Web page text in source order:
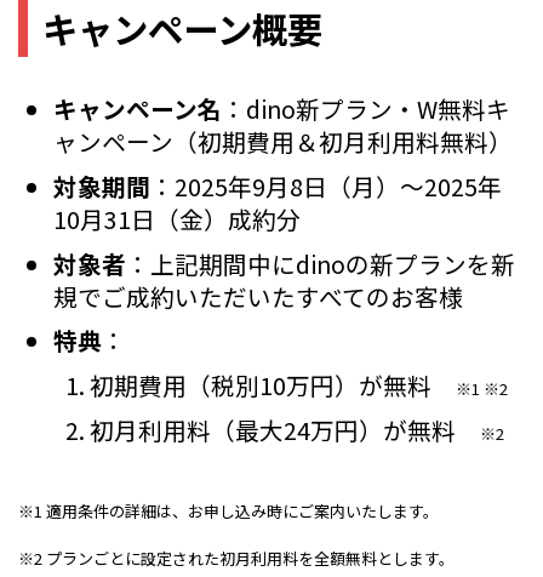
キャンペーン概要
キャンペーン名 ：dino新プラン・W無料キ
ャンペーン（初期費用＆初月利用料無料）
対象期間 ：2025年9月8日（月）～2025年
10月31日（金）成約分
対象者 ：上記期間中にdinoの新プランを新
規でご成約いただいたすべてのお客様
特典 ：
初期費用（税別10万円）が無料
※1 ※2
初月利用料（最大24万円）が無料 ※2
※1 適用条件の詳細は、お申し込み時にご案内いたします。
※2 プランごとに設定された初月利用料を全額無料とします。